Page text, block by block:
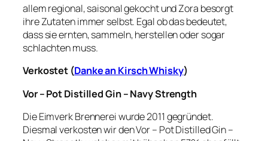
allem regional, saisonal gekocht und Zora besorgt
ihre Zutaten immer selbst. Egal ob das bedeutet,
dass sie ernten, sammeln, herstellen oder sogar
schlachten muss.
Verkostet (Danke an Kirsch Whisky)
Vor – Pot Distilled Gin – Navy Strength
Die Eimverk Brennerei wurde 2011 gegründet.
Diesmal verkosten wir den Vor – Pot Distilled Gin –